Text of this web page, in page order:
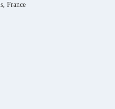
France